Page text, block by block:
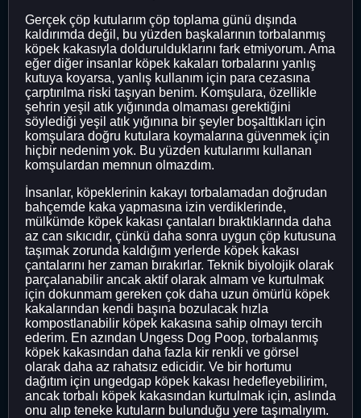
Gerçek çöp kutularım çöp toplama günü dışında
kaldırımda değil, bu yüzden başkalarının torbalanmış
köpek kakasıyla doldurulduklarını fark etmiyorum. Ama
eğer diğer insanlar köpek kakaları torbalarını yanlış
kutuya koyarsa, yanlış kullanım için para cezasına
çarptırılma riski taşıyan benim. Komşulara, özellikle
şehrin yeşil atık yığınında olmaması gerektiğini
söylediği yeşil atık yığınına bir şeyler boşalttıkları için
komşulara doğru kutulara koymalarına güvenmek için
hiçbir nedenim yok. Bu yüzden kutularımı kullanan
komşulardan memnun olmazdım.
İnsanlar, köpeklerinin kakayı torbalamadan doğrudan
bahçemde kaka yapmasına izin verdiklerinde,
mülkümde köpek kakası çantaları bıraktıklarında daha
az can sıkıcıdır, çünkü daha sonra uygun çöp kutusuna
taşımak zorunda kaldığım yerlerde köpek kakası
çantalarını her zaman bırakırlar. Teknik biyolojik olarak
parçalanabilir ancak aktif olarak almam ve kurtulmak
için dokunmam gereken çok daha uzun ömürlü köpek
kakalarından kendi başına bozulacak hızla
kompostlanabilir köpek kakasına sahip olmayı tercih
ederim. En azından Ungess Dog Poop, torbalanmış
köpek kakasından daha fazla kir renkli ve görsel
olarak daha az rahatsız edicidir. Ve bir hortumu
dağıtım için ungedgap köpek kakası hedefleyebilirim,
ancak torbalı köpek kakasından kurtulmak için, aslında
onu alıp teneke kutuların bulunduğu yere taşımalıyım.